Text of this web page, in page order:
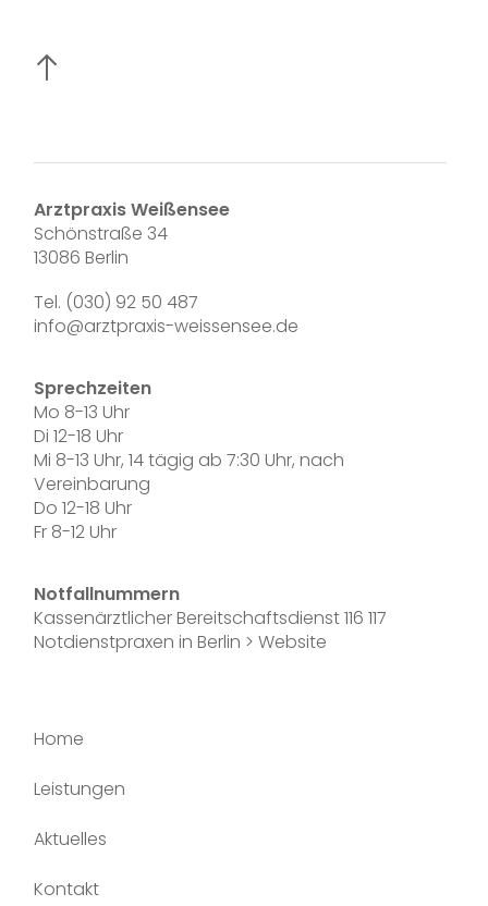
Arztpraxis Weißensee
Schönstraße 34
13086 Berlin
Tel. (030) 92 50 487
info@arztpraxis-weissensee.de
Sprechzeiten
Mo 8-13 Uhr
Di 12-18 Uhr
Mi 8-13 Uhr, 14 tägig ab 7:30 Uhr, nach
Vereinbarung
Do 12-18 Uhr
Fr 8-12 Uhr
Notfallnummern
Kassenärztlicher Bereitschaftsdienst116 117
Notdienstpraxen in Berlin >Website
Home
Leistungen
Aktuelles
Kontakt